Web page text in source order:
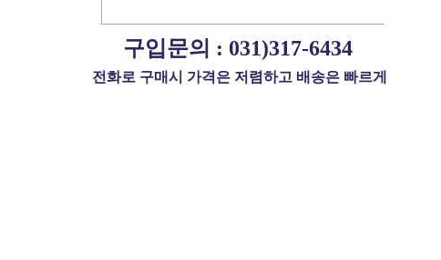
구입문의 : 031)317-6434
전화로 구매시 가격은 저렴하고 배송은 빠르게